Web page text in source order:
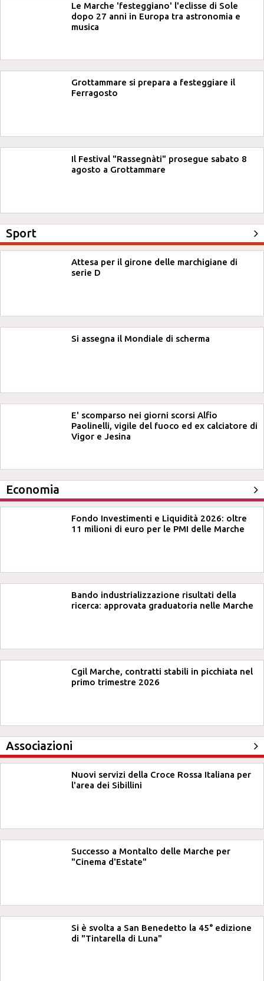
Le Marche 'festeggiano' l'eclisse di Sole
dopo 27 anni in Europa tra astronomia e
musica
Grottammare si prepara a festeggiare il
Ferragosto
Il Festival "Rassegnàti" prosegue sabato 8
agosto a Grottammare
Sport
Attesa per il girone delle marchigiane di
serie D
Si assegna il Mondiale di scherma
E' scomparso nei giorni scorsi Alfio
Paolinelli, vigile del fuoco ed ex calciatore di
Vigor e Jesina
Economia
Fondo Investimenti e Liquidità 2026: oltre
11 milioni di euro per le PMI delle Marche
Bando industrializzazione risultati della
ricerca: approvata graduatoria nelle Marche
Cgil Marche, contratti stabili in picchiata nel
primo trimestre 2026
Associazioni
Nuovi servizi della Croce Rossa Italiana per
l'area dei Sibillini
Successo a Montalto delle Marche per
"Cinema d'Estate"
Si è svolta a San Benedetto la 45° edizione
di "Tintarella di Luna"